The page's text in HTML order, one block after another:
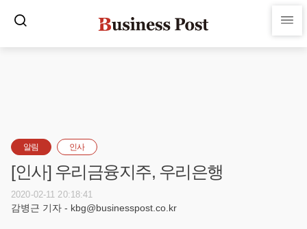
알림 인사
[인사] 우리금융지주, 우리은행
2020-02-11 20:18:41
감병근 기자 - kbg@businesspost.co.kr